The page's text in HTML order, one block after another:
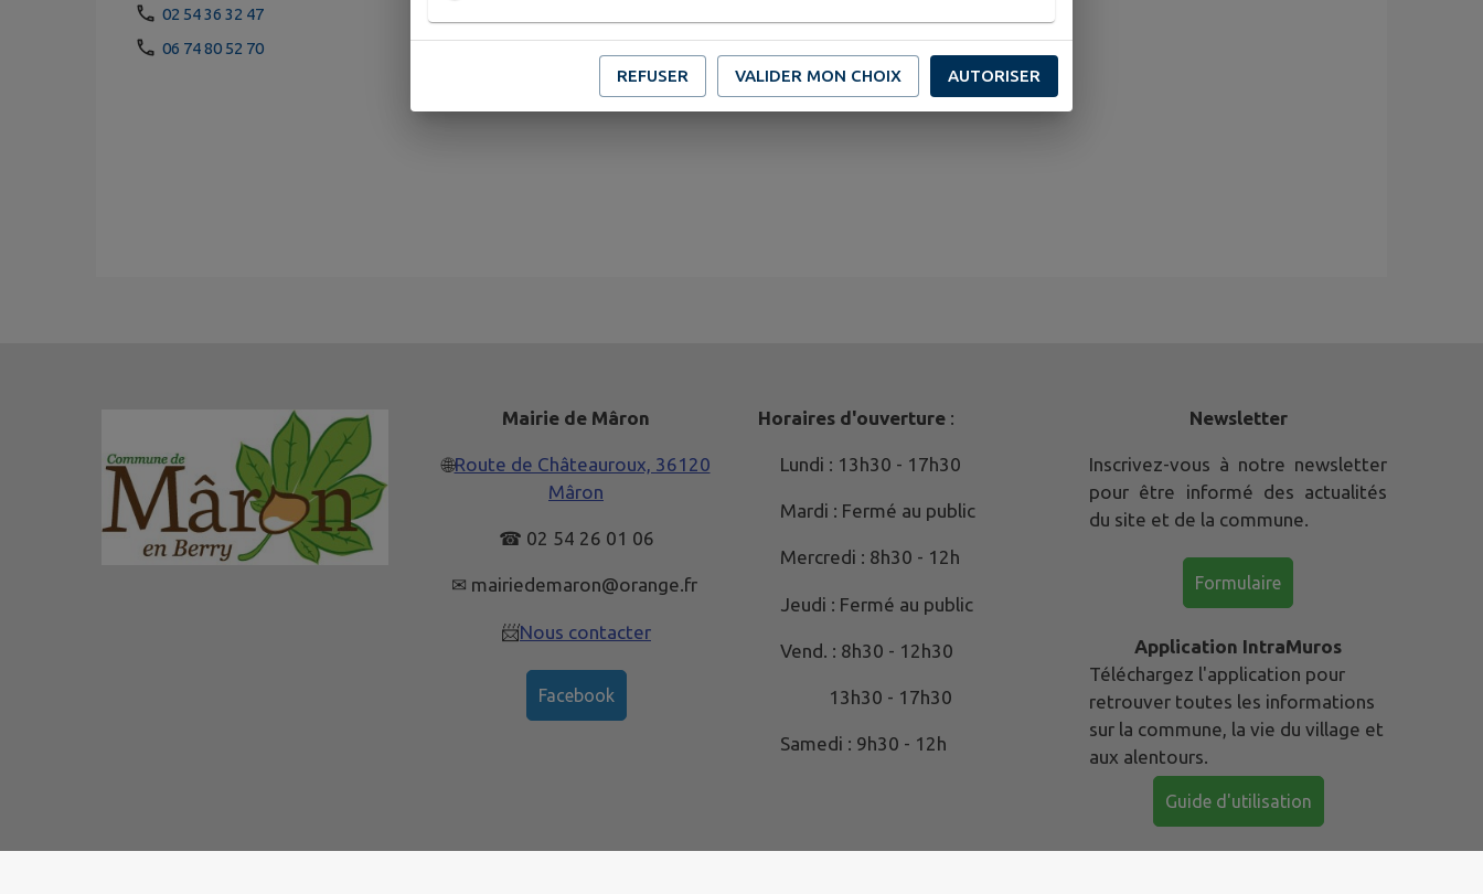
02 54 36 32 47
06 74 80 52 70
Mairie de Mâron
🌐Route de Châteauroux, 36120
Mâron
☎ 02 54 26 01 06
✉ mairiedemaron@orange.fr
📨Nous contacter
Facebook
Horaires d'ouverture :
Lundi : 13h30 - 17h30
Mardi : Fermé au public
Mercredi : 8h30 - 12h
Jeudi : Fermé au public
Vend. : 8h30 - 12h30
13h30 - 17h30
Samedi : 9h30 - 12h
Newsletter
Inscrivez-vous à notre newsletter
pour être informé des actualités
du site et de la commune.
Formulaire
Application IntraMuros
Téléchargez l'application pour
retrouver toutes les informations
sur la commune, la vie du village et
aux alentours.
Guide d'utilisation
REFUSER VALIDER MON CHOIX AUTORISER